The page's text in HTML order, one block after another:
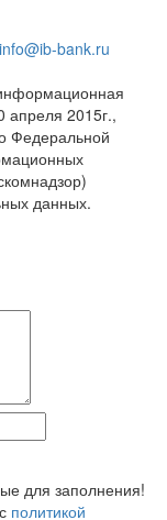
info@ib-bank.ru
апреля 2015г.,
Федеральной
данных.
для заполнения!
политикой